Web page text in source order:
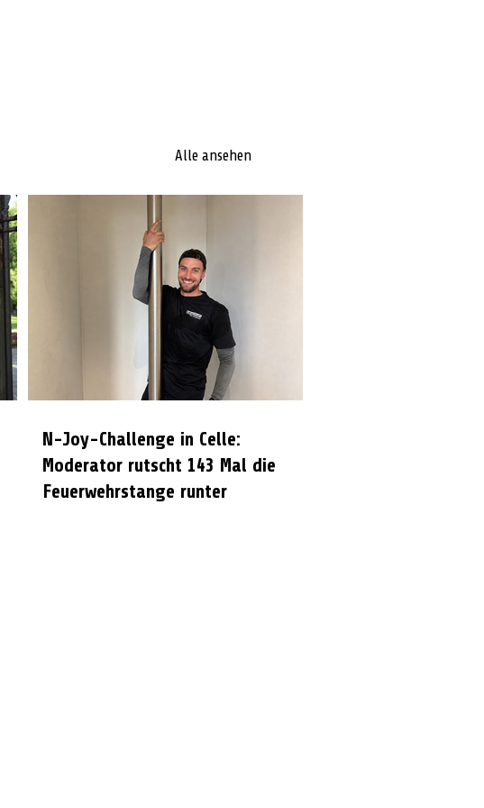
Alle ansehen
N-Joy-Challenge in Celle:
Moderator rutscht 143 Mal die
Feuerwehrstange runter